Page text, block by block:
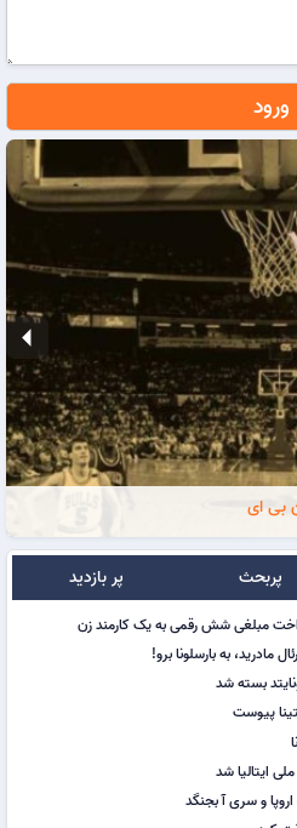
ورود
بی ای
arrow_left
پربحث پر بازدید
مبلغی شش‌ رقمی به یک کارمند زن
مادرید، به بارسلونا برو!
بسته شد
پیوست
ایتالیا شد
و سری آ‌ بجنگد